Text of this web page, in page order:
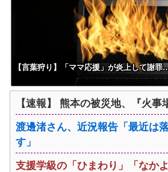
【言葉狩り】「ママ応援」が炎上して謝
【速報】 熊本の被災地、『火
渡邊渚さん、近況報告「最近は
す」
支援学級の「ひまわり」「なか